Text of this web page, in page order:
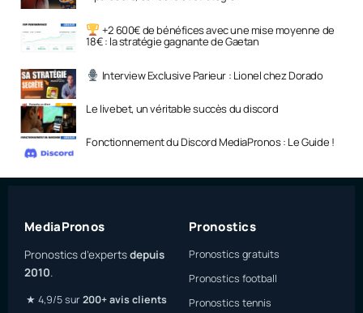
+2 600€ de bénéfices avec une mise moyenne de
18€ : la stratégie gagnante de Gaetan
Interview Exclusive Parieur : Lionel chez Dorado
Le livebet, un véritable succès du discord
Fonctionnement du Discord MediaPronos : Le Guide !
MediaPronos
Pronostics d’expertsdepuis
2010.
★ 4,9/5 sur200+ avis clients
Pronostics
Pronostics gratuits
Pronostics football
Pronostics tennis